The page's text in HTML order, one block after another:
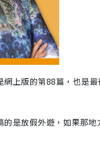
上版的第88篇，也是最
是放假外遊，如果那地